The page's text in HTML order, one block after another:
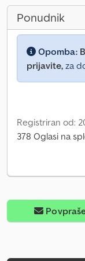
Ponudnik
Opomba:
prijavite, za
Registriran od:
378 Oglasi na